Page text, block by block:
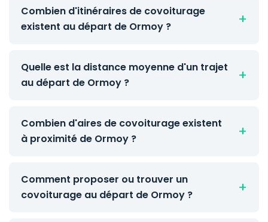
Combien d'itinéraires de covoiturage
existent au départ de Ormoy ?
Quelle est la distance moyenne d'un trajet
au départ de Ormoy ?
Combien d'aires de covoiturage existent
à proximité de Ormoy ?
Comment proposer ou trouver un
covoiturage au départ de Ormoy ?